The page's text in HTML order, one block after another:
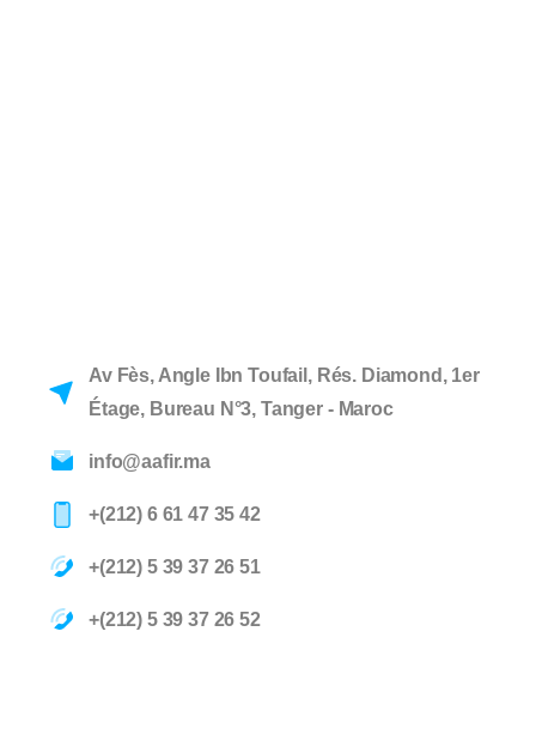
Av Fès, Angle Ibn Toufail, Rés. Diamond, 1er
Étage, Bureau N°3, Tanger - Maroc
info@aafir.ma
+(212) 6 61 47 35 42
+(212) 5 39 37 26 51
+(212) 5 39 37 26 52